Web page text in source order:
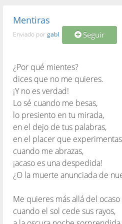
Mentiras
Enviado por gabl Seguir
¿Por qué mientes?
dices que no me quieres.
¡Y no es verdad!
Lo sé cuando me besas,
lo presiento en tu mirada,
en el dejo de tus palabras,
en el placer que experimentas
cuando me abrazas,
¡acaso es una despedida!
¿O la muerte anunciada de
Me quieres más allá del ocaso
cuando el sol cede sus rayos,